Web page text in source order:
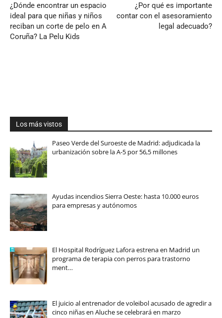
¿Dónde encontrar un espacio
ideal para que niñas y niños
reciban un corte de pelo en A
Coruña? La Pelu Kids
¿Por qué es importante
contar con el asesoramiento
legal adecuado?
Los más vistos
Paseo Verde del Suroeste de Madrid: adjudicada la
urbanización sobre la A-5 por 56,5 millones
Ayudas incendios Sierra Oeste: hasta 10.000 euros
para empresas y autónomos
El Hospital Rodríguez Lafora estrena en Madrid un
programa de terapia con perros para trastorno
ment…
El juicio al entrenador de voleibol acusado de agredir a
cinco niñas en Aluche se celebrará en marzo